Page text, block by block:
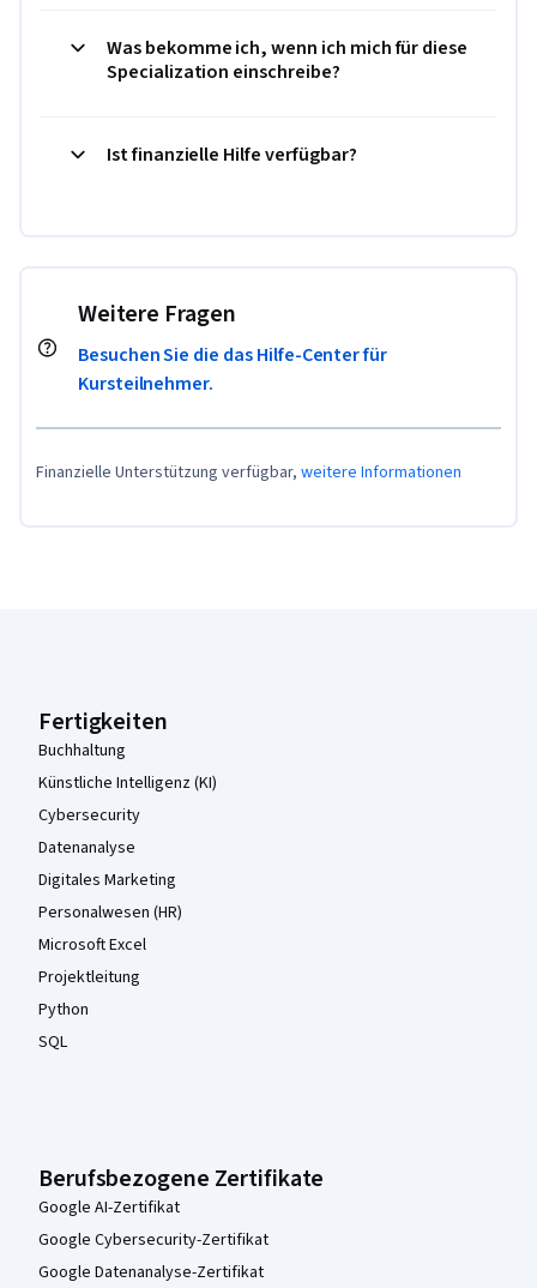
Was bekomme ich, wenn ich mich für diese
Specialization einschreibe?
Ist finanzielle Hilfe verfügbar?
Weitere Fragen
Besuchen Sie die das Hilfe-Center für
Kursteilnehmer.
Finanzielle Unterstützung verfügbar, weitere Informationen
Fertigkeiten
Buchhaltung
Künstliche Intelligenz (KI)
Cybersecurity
Datenanalyse
Digitales Marketing
Personalwesen (HR)
Microsoft Excel
Projektleitung
Python
SQL
Berufsbezogene Zertifikate
Google AI-Zertifikat
Google Cybersecurity-Zertifikat
Google Datenanalyse-Zertifikat